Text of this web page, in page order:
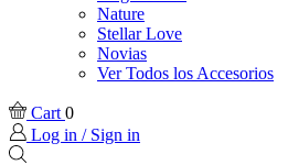
Nature
Stellar Love
Novias
Ver Todos los Accesorios
Cart 0
Log in / Sign in